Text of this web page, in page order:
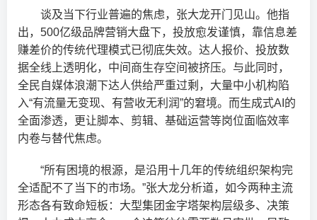
谈及当下行业普遍的焦虑，张大龙开门见山。他指
出，500亿级品牌营销大盘下，投放愈发谨慎，靠信息差
赚差价的传统代理模式已彻底失效。达人报价、投放数
据全线上透明化，中间商生存空间被挤压。与此同时，
全民自媒体浪潮下达人供给严重过剩，大量中小机构陷
入“有流量无变现、有营收无利润”的窘境。而生成式AI的
全面渗透，更让脚本、剪辑、基础运营等岗位面临效率
内卷与替代焦虑。
“所有困境的根源，是沿用十几年的传统组织架构完
全适配不了当下的市场。”张大龙分析道，如今两种主流
形态各有致命短板：大型集团金字塔架构层级多、决策